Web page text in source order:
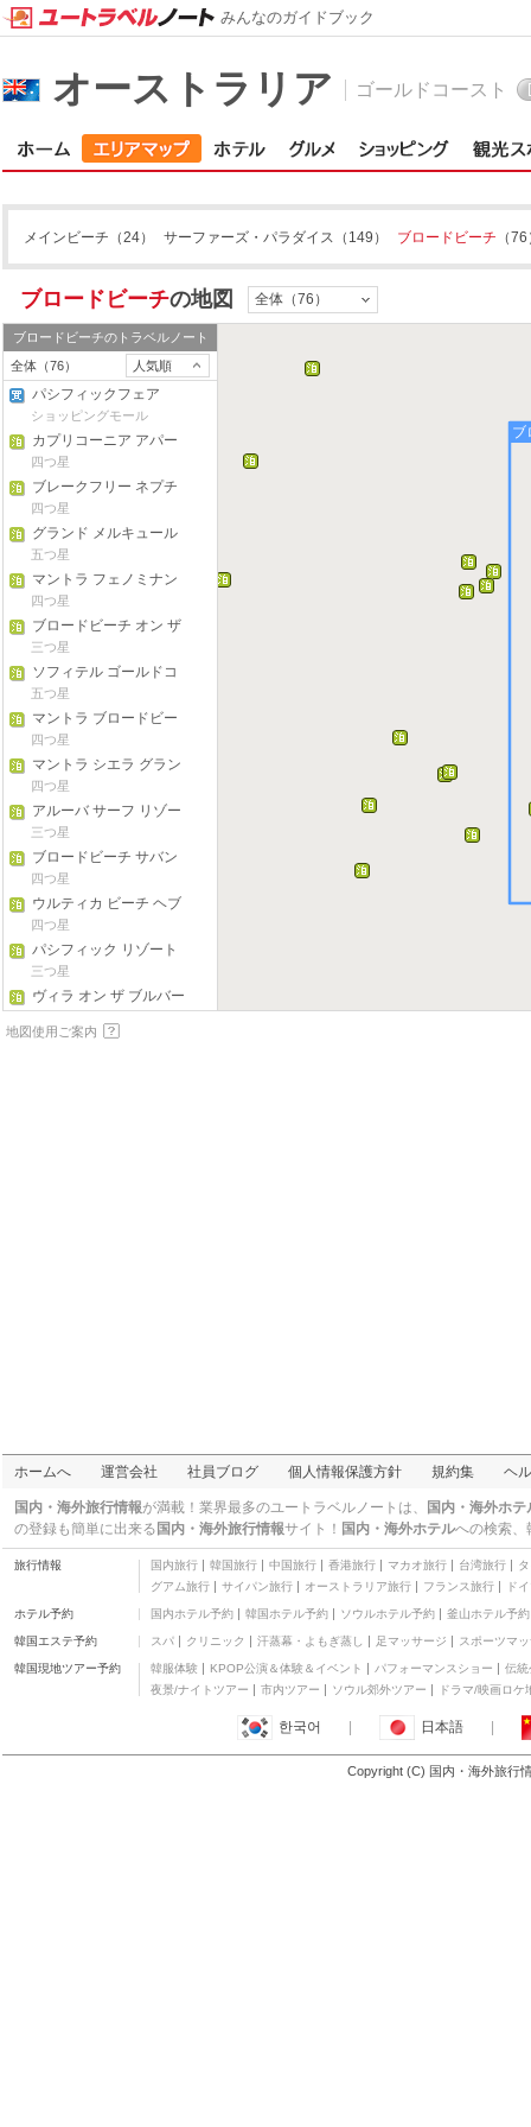
オーストラリア ゴールドコースト
メインビーチ （24） サーファーズ・パラダイス （149） ブロードビーチ （
ブロードビーチの地図 全体（76）
ブロードビーチのトラベルノート
全体（76）
人気順
パシフィックフェア
ショッピングモール
カプリコーニア アパー
トメンツ
四つ星
ブレークフリー ネプチ
ューン リゾート
四つ星
グランド メルキュール
ブロードビーチ
五つ星
マントラ フェノミナン
四つ星
ブロードビーチ オン ザ
パーク - ウィー アコモ
デイト
三つ星
ソフィテル ゴールドコ
ースト
五つ星
マントラ ブロードビー
チ オン ザ パーク
四つ星
マントラ シエラ グラン
ド
四つ星
アルーバ サーフ リゾー
ト
三つ星
ブロードビーチ サバン
ナ ホテル & リゾート
四つ星
ウルティカ ビーチ ヘブ
ン アット ブロードビー
チ
四つ星
パシフィック リゾート
ブロードビーチ
三つ星
ヴィラ オン ザ ブルバー
ド
ボイジャー リゾート
オラクル リゾート ブロ
ードビーチ - ウィー ア
コモデート
三つ星
ボードビーチ ホリデイ
アパートメンツ
四つ星
ネプチューン リゾート
三つ星
ザ スター グランド アッ
ト ザ ゴールド コースト
五つ星
ザ ウェーブ リゾート
四つ星
ベル エアー オン ブロー
ーチ
五つ星
ブ
地図使用ご案内
みんなのガイドブック
ホームへ 運営会社 社員ブログ 個人情報保護方針 規約集 ヘ
国内・海外旅行情報が満載！業界最多のユートラベルノートは、
国内・海外ホ
の登録も簡単に出来る 国内・海外旅行情報サイト！ 国内・海外ホテルへの検索、
旅行情報 国内旅行 韓国旅行 中国旅行 香港旅行 マカオ旅行 台湾旅行
グアム旅行
サイパン旅行 オーストラリア旅行 フランス旅行 ド
ホテル予約 国内ホテル予約 韓国ホテル予約 ソウルホテル予約 釜山ホテル予約
韓国エステ予約 スパ クリニック 汗蒸幕・よもぎ蒸し 足マッサージ スポーツマ
韓国現地ツアー予約 韓服体験 KPOP公演＆体験＆イベント パフォーマンスショー
伝統
夜景/ナイトツアー
市内ツアー ソウル郊外ツアー ドラマ/映画ロケ
한국어 日本語
Copyright (C) 国内・海外旅行